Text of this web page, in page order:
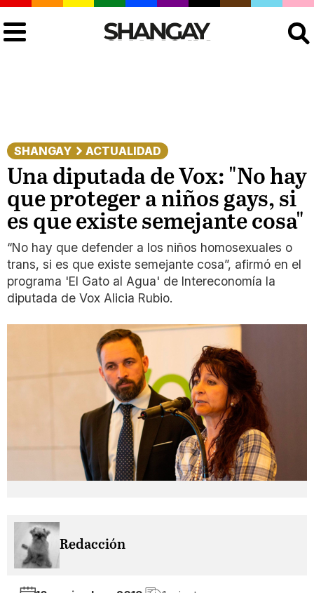
SHANGAY ACTUALIDAD
Una diputada de Vox: "No hay
que proteger a niños gays, si
es que existe semejante cosa"
“No hay que defender a los niños homosexuales o
trans, si es que existe semejante cosa”, afirmó en el
programa 'El Gato al Agua' de Intereconomía la
diputada de Vox Alicia Rubio.
Redacción